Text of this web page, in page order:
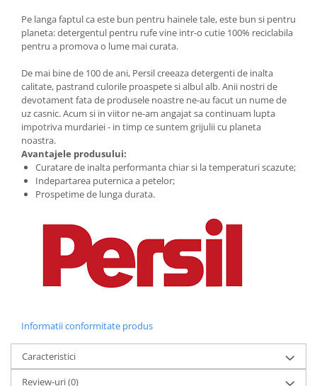
Pe langa faptul ca este bun pentru hainele tale, este bun si pentru
planeta: detergentul pentru rufe vine intr-o cutie 100% reciclabila
pentru a promova o lume mai curata.
De mai bine de 100 de ani, Persil creeaza detergenti de inalta
calitate, pastrand culorile proaspete si albul alb. Anii nostri de
devotament fata de produsele noastre ne-au facut un nume de
uz casnic. Acum si in viitor ne-am angajat sa continuam lupta
impotriva murdariei - in timp ce suntem grijulii cu planeta
noastra.
Avantajele produsului:
Curatare de inalta performanta chiar si la temperaturi scazute;
Indepartarea puternica a petelor;
Prospetime de lunga durata.
Informatii conformitate produs
Caracteristici
Review-uri(0)